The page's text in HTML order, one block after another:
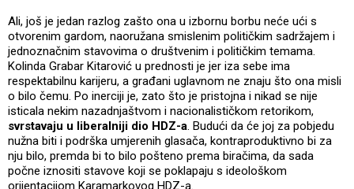
Ali, još je jedan razlog zašto ona u izbornu borbu neće ući s
otvorenim gardom, naoružana smislenim političkim sadržajem i
jednoznačnim stavovima o društvenim i političkim temama.
Kolinda Grabar Kitarović u prednosti je jer iza sebe ima
respektabilnu karijeru, a građani uglavnom ne znaju što ona misli
o bilo čemu. Po inerciji je, zato što je pristojna i nikad se nije
isticala nekim nazadnjaštvom i nacionalističkom retorikom,
svrstavaju u liberalniji dio HDZ-a. Budući da će joj za pobjedu
nužna biti i podrška umjerenih glasača, kontraproduktivno bi za
nju bilo, premda bi to bilo pošteno prema biračima, da sada
počne iznositi stavove koji se poklapaju s ideološkom